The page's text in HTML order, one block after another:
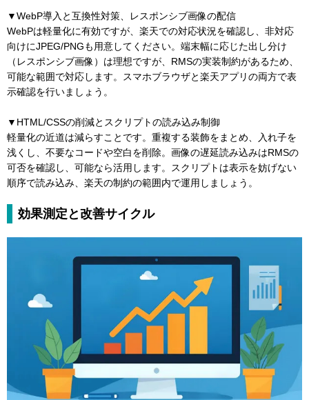
▼WebP導入と互換性対策、レスポンシブ画像の配信
WebPは軽量化に有効ですが、楽天での対応状況を確認し、非対応
向けにJPEG/PNGも用意してください。端末幅に応じた出し分け
（レスポンシブ画像）は理想ですが、RMSの実装制約があるため、
可能な範囲で対応します。スマホブラウザと楽天アプリの両方で表
示確認を行いましょう。
▼HTML/CSSの削減とスクリプトの読み込み制御
軽量化の近道は減らすことです。重複する装飾をまとめ、入れ子を
浅くし、不要なコードや空白を削除。画像の遅延読み込みはRMSの
可否を確認し、可能なら活用します。スクリプトは表示を妨げない
順序で読み込み、楽天の制約の範囲内で運用しましょう。
効果測定と改善サイクル